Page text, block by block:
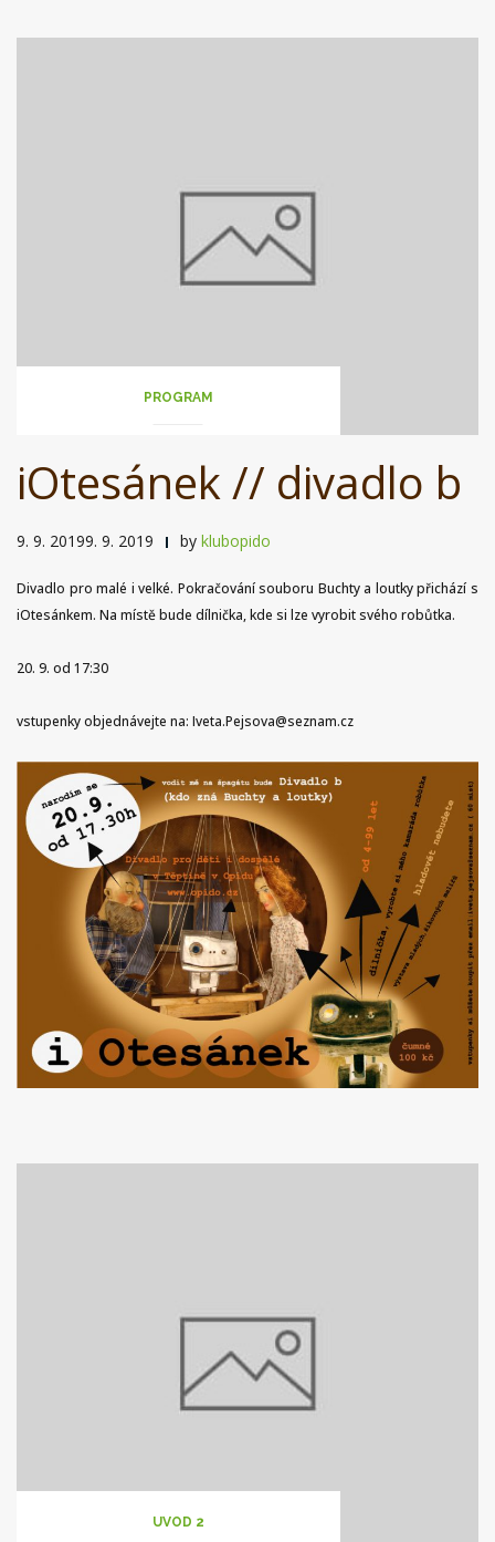
PROGRAM
iOtesánek // divadlo b
9. 9. 20199. 9. 2019 by klubopido
Divadlo pro malé i velké. Pokračování souboru Buchty a loutky přichází s
iOtesánkem. Na místě bude dílnička, kde si lze vyrobit svého robůtka.
20. 9. od 17:30
vstupenky objednávejte na: Iveta.Pejsova@seznam.cz
UVOD 2